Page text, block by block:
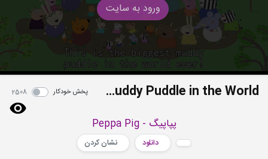
ورود به سایت
S03E50 - The Biggest Muddy Puddle in the World پخش خودکار 2508
پپاپیگ - Peppa Pig
دانلود
نشان کردن